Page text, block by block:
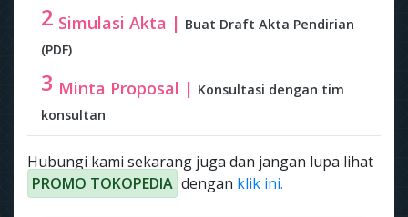
2 Simulasi Akta | Buat Draft Akta Pendirian
(PDF)
3 Minta Proposal | Konsultasi dengan tim
konsultan
Hubungi kami sekarang juga dan jangan lupa lihat
PROMO TOKOPEDIA dengan klik ini.